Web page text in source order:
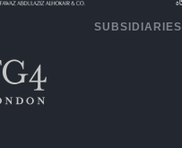
SUBSIDIARIES